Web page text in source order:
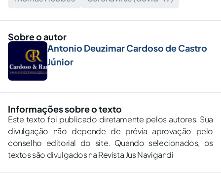
Sobre o autor
Antonio Deuzimar Cardoso de Castro
Júnior
Informações sobre o texto
Este texto foi publicado diretamente pelos autores. Sua
divulgação não depende de prévia aprovação pelo
conselho editorial do site. Quando selecionados, os
textos são divulgados na Revista Jus Navigandi